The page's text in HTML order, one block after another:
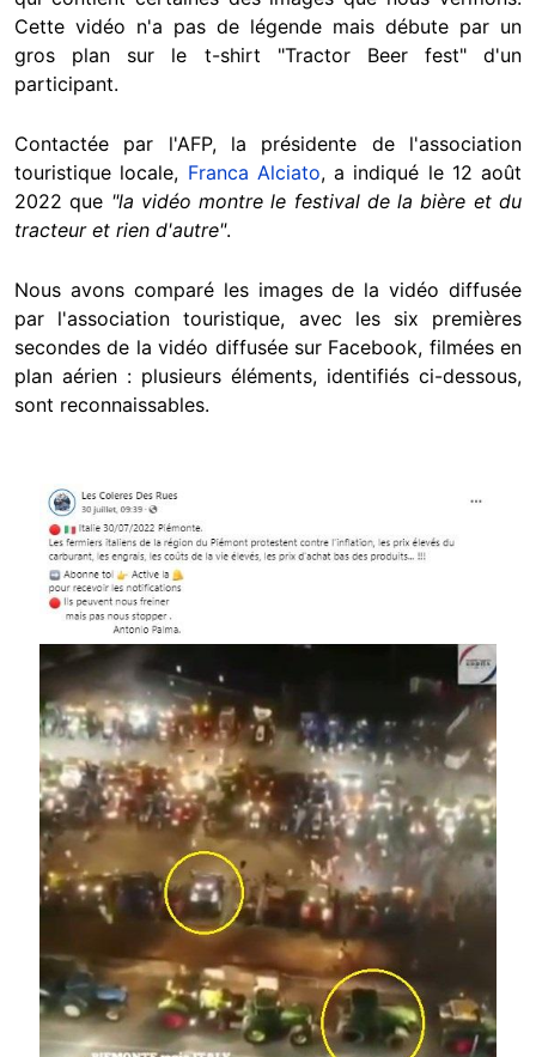
Cette vidéo n'a pas de légende mais débute par un
gros plan sur le t-shirt "Tractor Beer fest" d'un
participant.
Contactée par l'AFP, la présidente de l'association
touristique locale, Franca Alciato, a indiqué le 12 août
2022 que "la vidéo montre le festival de la bière et du
tracteur et rien d'autre".
Nous avons comparé les images de la vidéo diffusée
par l'association touristique, avec les six premières
secondes de la vidéo diffusée sur Facebook, filmées en
plan aérien : plusieurs éléments, identifiés ci-dessous,
sont reconnaissables.
Image